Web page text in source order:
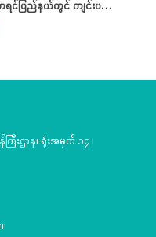
င်ပြည်နယ်တွင် ကျင်းပ
ကြီးဌာန၊ ရုံးအမှတ် ၁၄ ၊